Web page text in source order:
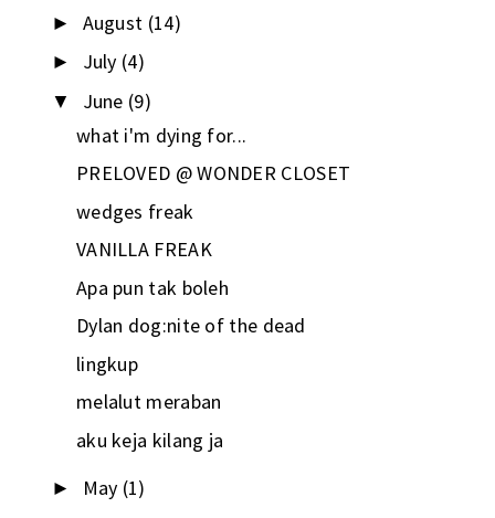
► August (14)
► July (4)
▼ June (9)
what i'm dying for...
PRELOVED @ WONDER CLOSET
wedges freak
VANILLA FREAK
Apa pun tak boleh
Dylan dog:nite of the dead
lingkup
melalut meraban
aku keja kilang ja
► May (1)